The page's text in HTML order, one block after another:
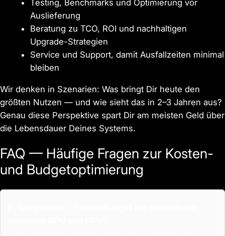
Testing, Benchmarks und Optimierung vor
Auslieferung
Beratung zu TCO, ROI und nachhaltigen
Upgrade-Strategien
Service und Support, damit Ausfallzeiten minimal
bleiben
Wir denken in Szenarien: Was bringt Dir heute den
größten Nutzen — und wie sieht das in 2–3 Jahren aus?
Genau diese Perspektive spart Dir am meisten Geld über
die Lebensdauer Deines Systems.
FAQ — Häufige Fragen zur Kosten-
und Budgetoptimierung